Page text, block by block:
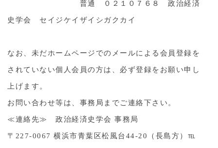
普通 ０２１０７６８ 政治経済
史学会 セイジケイザイシガクカイ
なお、未だホームページでのメールによる会員登録を
されていない個人会員の方は、必ず登録をお願い申し
上げます。
お問い合わせ等は、事務局までご連絡下さい。
≪連絡先≫ 政治経済史学会 事務局
〒227-0067 横浜市青葉区松風台44‐20（長島方）℡